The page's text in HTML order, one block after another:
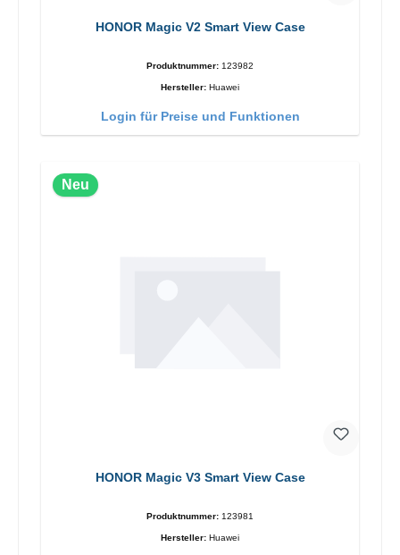
HONOR Magic V2 Smart View Case
Produktnummer: 123982
Hersteller: Huawei
Login für Preise und Funktionen
Neu
HONOR Magic V3 Smart View Case
Produktnummer: 123981
Hersteller: Huawei